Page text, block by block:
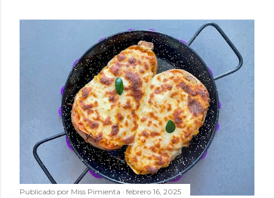
Publicado por Miss Pimienta febrero 16, 2025